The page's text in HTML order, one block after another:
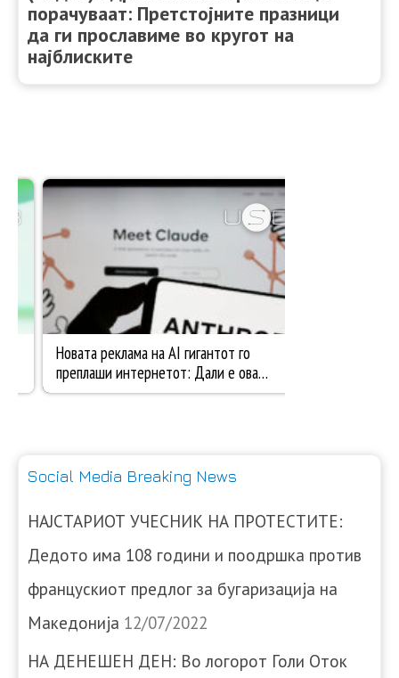
порачуваат: Претстојните празници
да ги прославиме во кругот на
најблиските
Social Media Breaking News
НАЈСТАРИОТ УЧЕСНИК НА ПРОТЕСТИТЕ:
Дедото има 108 години и поодршка против
францускиот предлог за бугаризација на
Македонија 12/07/2022
НА ДЕНЕШЕН ДЕН: Во логорот Голи Оток